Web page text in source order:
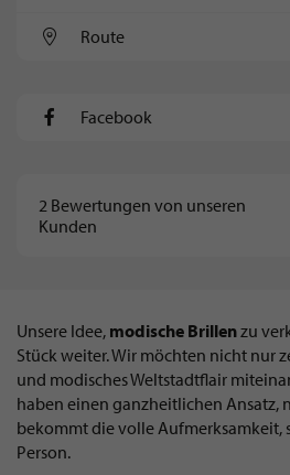
Route
Facebook
2 Bewertungen von unseren
Kunden
Unsere Idee, modische Brillenzu
Stück weiter. Wir möchten nicht nur
und modisches Weltstadtflair
haben einen ganzheitlichen Ansatz,
bekommt die volle Aufmerksamkeit,
Person.